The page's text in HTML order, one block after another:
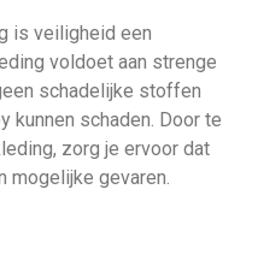
is veiligheid een
voldoet aan strenge
schadelijke stoffen
kunnen schaden. Door te
zorg je ervoor dat
mogelijke gevaren.